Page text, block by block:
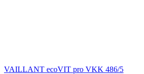
VAILLANT ecoVIT pro VKK 486/5